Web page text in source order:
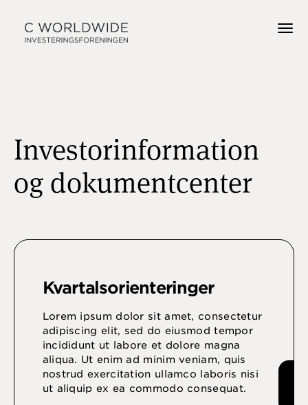
Investorinformation
og dokumentcenter
Kvartalsorienteringer
Lorem ipsum dolor sit amet, consectetur
adipiscing elit, sed do eiusmod tempor
incididunt ut labore et dolore magna
aliqua. Ut enim ad minim veniam, quis
nostrud exercitation ullamco laboris nisi
ut aliquip ex ea commodo consequat.